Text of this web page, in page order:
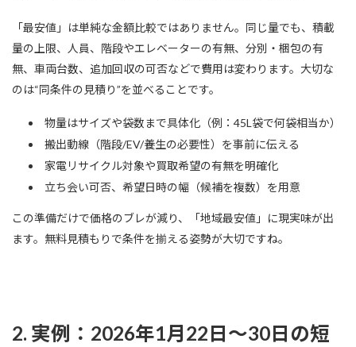
「最安値」は単純な金額比較ではありません。同じ量でも、積載
量の上限、人員、階段やエレベーターの有無、分別・梱包の有
無、車両台数、追加回収の可否などで費用は変わります。大切な
のは“同条件の見積り”を並べることです。
物量はサイズや袋数まで具体化（例：45L袋で何袋相当か）
搬出動線（階段/EV/養生の必要性）を事前に伝える
家電リサイクル対象や買取希望の有無を明確化
立ち会い可否、希望日時の幅（候補を複数）を用意
この準備だけで価格のブレが減り、「地域最安値」に現実味が出
ます。無料見積もりで条件を揃える姿勢が大切ですね。
2. 実例：2026年1月22日〜30日の短